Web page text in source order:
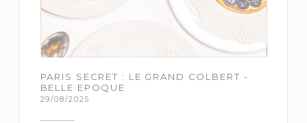
PARIS SECRET : LE GRAND COLBERT -
BELLE EPOQUE
29/08/2025